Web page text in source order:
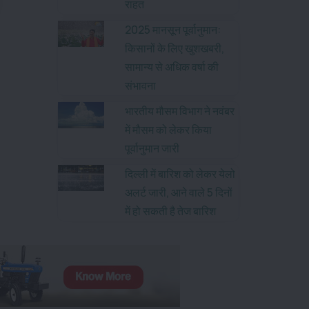
राहत
2025 मानसून पूर्वानुमान:
किसानों के लिए खुशखबरी,
सामान्य से अधिक वर्षा की
संभावना
भारतीय मौसम विभाग ने नवंबर
में मौसम को लेकर किया
पूर्वानुमान जारी
दिल्ली में बारिश को लेकर येलो
अलर्ट जारी, आने वाले 5 दिनों
में हो सकती है तेज बारिश